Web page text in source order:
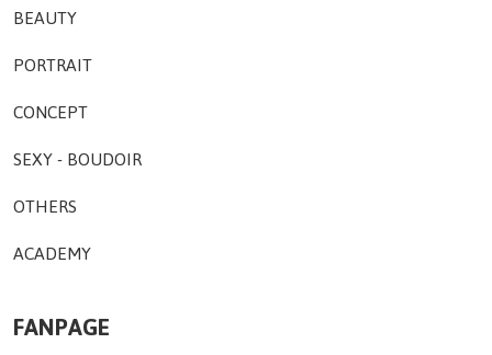
BEAUTY
PORTRAIT
CONCEPT
SEXY - BOUDOIR
OTHERS
ACADEMY
FANPAGE